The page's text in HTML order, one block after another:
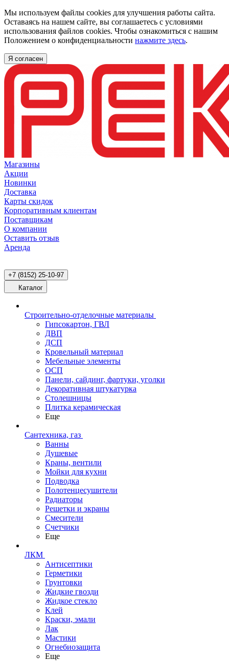
Мы используем файлы cookies для улучшения работы сайта.
Оставаясь на нашем сайте, вы соглашаетесь с условиями
использования файлов cookies. Чтобы ознакомиться с нашим
Положением о конфиденциальности нажмите здесь.
Я согласен
Магазины
Акции
Новинки
Доставка
Карты скидок
Корпоративным клиентам
Поставщикам
О компании
Оставить отзыв
Аренда
+7 (8152) 25-10-97
Каталог
Строительно-отделочные материалы
Гипсокартон, ГВЛ
ДВП
ДСП
Кровельный материал
Мебельные элементы
ОСП
Панели, сайдинг, фартуки, уголки
Декоративная штукатурка
Столешницы
Плитка керамическая
Еще
Сантехника, газ
Ванны
Душевые
Краны, вентили
Мойки для кухни
Подводка
Полотенцесушители
Радиаторы
Решетки и экраны
Смесители
Счетчики
Еще
ЛКМ
Антисептики
Герметики
Грунтовки
Жидкие гвозди
Жидкое стекло
Клей
Краски, эмали
Лак
Мастики
Огнебиозащита
Еще